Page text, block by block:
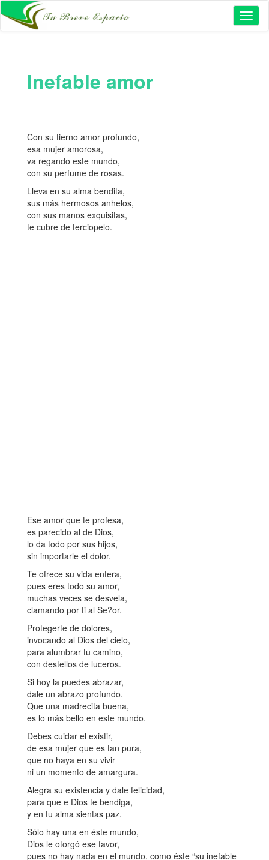
Inefable amor
Con su tierno amor profundo,
esa mujer amorosa,
va regando este mundo,
con su perfume de rosas.
Lleva en su alma bendita,
sus más hermosos anhelos,
con sus manos exquisitas,
te cubre de terciopelo.
Ese amor que te profesa,
es parecido al de Dios,
lo da todo por sus hijos,
sin importarle el dolor.
Te ofrece su vida entera,
pues eres todo su amor,
muchas veces se desvela,
clamando por ti al Se?or.
Protegerte de dolores,
invocando al Dios del cielo,
para alumbrar tu camino,
con destellos de luceros.
Si hoy la puedes abrazar,
dale un abrazo profundo.
Que una madrecita buena,
es lo más bello en este mundo.
Debes cuidar el existir,
de esa mujer que es tan pura,
que no haya en su vivir
ni un momento de amargura.
Alegra su existencia y dale felicidad,
para que e Dios te bendiga,
y en tu alma sientas paz.
Sólo hay una en éste mundo,
Dios le otorgó ese favor,
pues no hay nada en el mundo, como éste “su inefable